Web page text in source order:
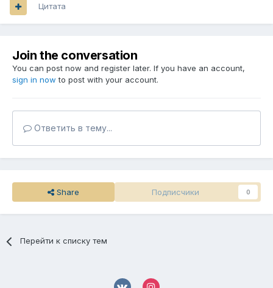
Цитата
Join the conversation
You can post now and register later. If you have an account,
sign in now to post with your account.
Ответить в тему...
Share Подписчики 0
Перейти к списку тем